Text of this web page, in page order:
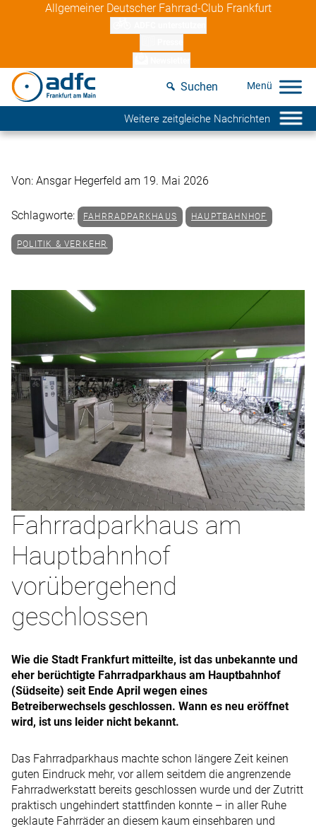
Allgemeiner Deutscher Fahrrad-Club Frankfurt
Suchen
Weitere zeitgleiche Nachrichten
Von: Ansgar Hegerfeld am 19. Mai 2026
Schlagworte: FAHRRADPARKHAUS HAUPTBAHNHOF
POLITIK & VERKEHR
Fahrradparkhaus am
Hauptbahnhof
vorübergehend
geschlossen
Wie die Stadt Frankfurt mitteilte, ist das unbekannte und
eher berüchtigte Fahrradparkhaus am Hauptbahnhof
(Südseite) seit Ende April wegen eines
Betreiberwechsels geschlossen. Wann es neu eröffnet
wird, ist uns leider nicht bekannt.
Das Fahrradparkhaus machte schon längere Zeit keinen
guten Eindruck mehr, vor allem seitdem die angrenzende
Fahrradwerkstatt bereits geschlossen wurde und der Zutritt
praktisch ungehindert stattfinden konnte – in aller Ruhe
geklaute Fahrräder an diesem kaum einsehbaren und